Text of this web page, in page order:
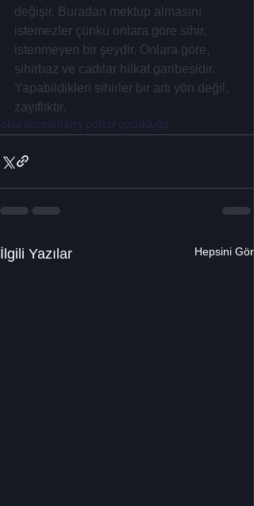
değişir. Buradan mektup almasını
istemezler çünkü onlara göre sihir,
istenmeyen bir şeydir. Onlara göre,
sihirbaz ve cadılar hilkat garibesidir.
Yapabildikleri sihirler bir artı yön değil,
zayıflıktır.
okul öncesi harry potter çocukluğu
İlgili Yazılar Hepsini Gör